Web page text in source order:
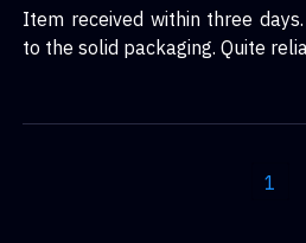
Item received within three
to the solid packaging. Quite
1